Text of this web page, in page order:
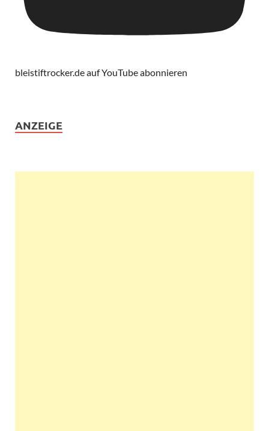
bleistiftrocker.de auf YouTube abonnieren
ANZEIGE